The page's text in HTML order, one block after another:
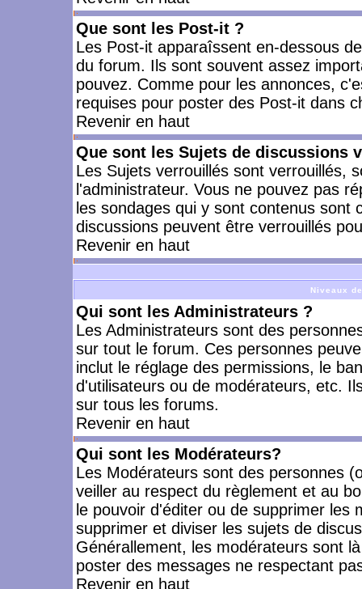
Que sont les Post-it ?
Les Post-it apparaîssent en-dessous
du forum. Ils sont souvent assez
pouvez. Comme pour les annonces,
requises pour poster des Post-it dans
Revenir en haut
Que sont les Sujets de discussions
Les Sujets verrouillés sont verrouillés,
l'administrateur. Vous ne pouvez pas
les sondages qui y sont contenus
discussions peuvent être verrouillés
Revenir en haut
Niveaux
Qui sont les Administrateurs ?
Les Administrateurs sont des
sur tout le forum. Ces personnes
inclut le réglage des permissions, le
d'utilisateurs ou de modérateurs, etc.
sur tous les forums.
Revenir en haut
Qui sont les Modérateurs?
Les Modérateurs sont des personnes
veiller au respect du règlement et au
le pouvoir d'éditer ou de supprimer les
supprimer et diviser les sujets de
Générallement, les modérateurs sont
poster des messages ne respectant
Revenir en haut